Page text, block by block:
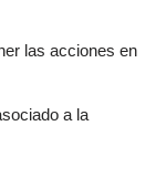
las acciones en
a la